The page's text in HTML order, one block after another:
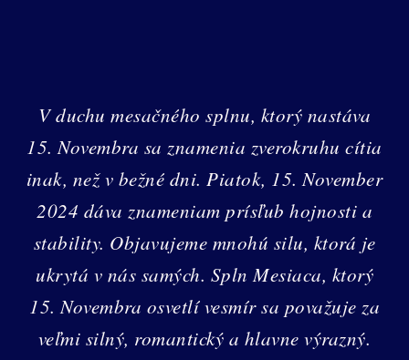
V duchu mesačného splnu, ktorý nastáva
15. Novembra sa znamenia zverokruhu cítia
inak, než v bežné dni. Piatok, 15. November
2024 dáva znameniam prísľub hojnosti a
stability. Objavujeme mnohú silu, ktorá je
ukrytá v nás samých. Spln Mesiaca, ktorý
15. Novembra osvetlí vesmír sa považuje za
veľmi silný, romantický a hlavne výrazný.